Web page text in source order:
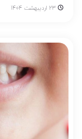
23 اردیبهشت 1404